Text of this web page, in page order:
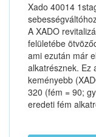
Xado 40014
A XADO
felületébe
ami ezután már
alkatrésznek. Ez
keményebb
320 (fém = 90;
eredeti fém